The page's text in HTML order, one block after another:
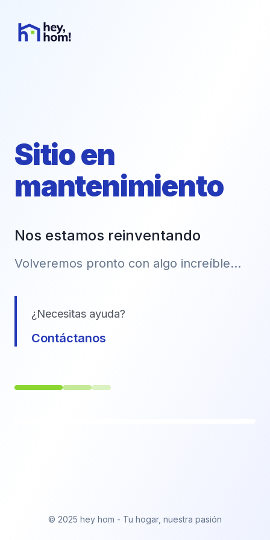
Sitio en
mantenimiento
Nos estamos reinventando
Volveremos pronto con algo increíble...
¿Necesitas ayuda?
Contáctanos
© 2025 hey hom - Tu hogar, nuestra pasión